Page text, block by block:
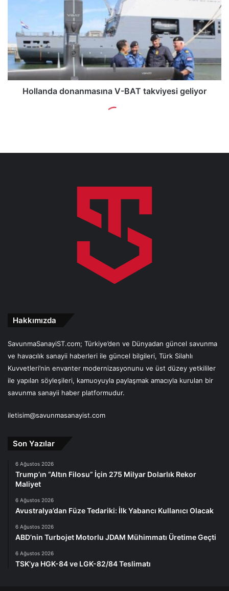
Hakkımızda
SavunmaSanayiST.com; Türkiye’den ve Dünyadan güncel savunma
ve havacılık sanayii haberleri ile güncel bilgileri, Türk Silahlı
Kuvvetleri’nin envanter modernizasyonunu ve üst düzey yetkililer
ile yapılan söyleşileri, kamuoyuyla paylaşmak amacıyla kurulan bir
savunma sanayii haber platformudur.
iletisim@savunmasanayist.com
Son Yazılar
6 Ağustos 2026
Trump’ın “Altın Filosu” İçin 275 Milyar Dolarlık Rekor
Maliyet
6 Ağustos 2026
Avustralya’dan Füze Tedariki: İlk Yabancı Kullanıcı Olacak
6 Ağustos 2026
ABD’nin Turbojet Motorlu JDAM Mühimmatı Üretime Geçti
6 Ağustos 2026
TSK’ya HGK-84 ve LGK-82/84 Teslimatı